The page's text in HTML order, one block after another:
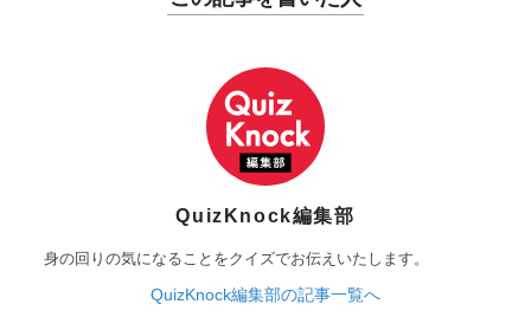
QuizKnock編集部
身の回りの気になることをクイズでお伝えいたします。
QuizKnock編集部の記事一覧へ